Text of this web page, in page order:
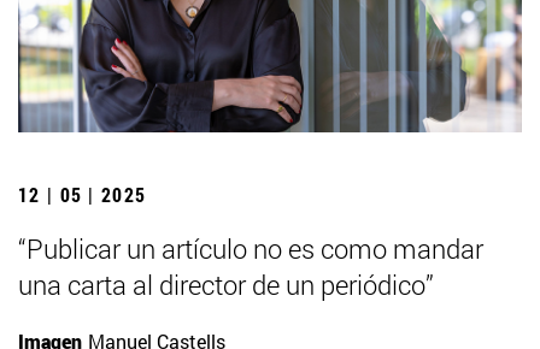
12 | 05 | 2025
“Publicar un artículo no es como mandar
una carta al director de un periódico”
Imagen Manuel Castells